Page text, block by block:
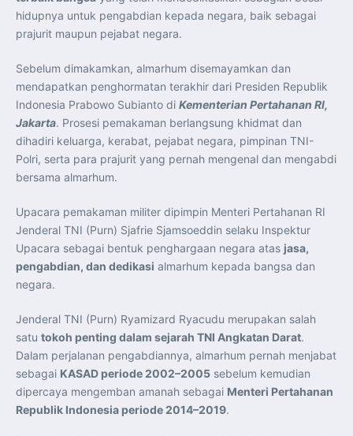
Indonesia Dorong ASEAN dan Uni Eropa Perkuat
Stabilitas Global melalui Kemitraan Strategis
Menlu RI Dorong Kemitraan Ekonomi ASEAN–Korea
Selatan untuk Perkuat Ketahanan Kawasan
ASEAN dan India Perkuat Ketahanan Kawasan lewat
Kerja Sama Maritim, Ekonomi, dan Kesehatan
BI Pertahankan BI-Rate 5,75 Persen untuk Jaga
Stabilitas dan Dukung Pertumbuhan Ekonomi
Kepala BGN Sudaryono Tegaskan Komitmen Perkuat
Transparansi dan Akuntabilitas Program Makan Bergizi
Gratis
Presiden Prabowo Resmi Lantik Sudaryono sebagai
Kepala Badan Gizi Nasional
Presiden Prabowo Lantik Sudaryono sebagai Kepala
sebagai Pedoman Utama Perwira TNI-Polri
Presiden Prabowo Lantik 1.177 Perwira Remaja TNI-Polri
pada Upacara Praspa 2026
Mensesneg Tegaskan Komitmen Pemerintah Bangun
Ekosistem Kendaraan Listrik Nasional
Penerbang T-50i Golden Eagle TNI AU Ikuti Latihan
hidupnya untuk pengabdian kepada negara, baik sebagai
prajurit maupun pejabat negara.
Sebelum dimakamkan, almarhum disemayamkan dan
mendapatkan penghormatan terakhir dari Presiden Republik
Indonesia Prabowo Subianto di Kementerian Pertahanan RI,
Jakarta. Prosesi pemakaman berlangsung khidmat dan
dihadiri keluarga, kerabat, pejabat negara, pimpinan TNI-
Polri, serta para prajurit yang pernah mengenal dan mengabdi
bersama almarhum.
Upacara pemakaman militer dipimpin Menteri Pertahanan RI
Jenderal TNI (Purn) Sjafrie Sjamsoeddin selaku Inspektur
Upacara sebagai bentuk penghargaan negara atas jasa,
pengabdian, dan dedikasi almarhum kepada bangsa dan
negara.
Jenderal TNI (Purn) Ryamizard Ryacudu merupakan salah
satu tokoh penting dalam sejarah TNI Angkatan Darat.
Dalam perjalanan pengabdiannya, almarhum pernah menjabat
sebagai KASAD periode 2002–2005 sebelum kemudian
dipercaya mengemban amanah sebagai Menteri Pertahanan
Republik Indonesia periode 2014–2019.